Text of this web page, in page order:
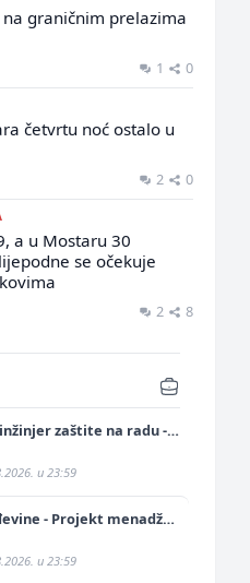
graničnim prelazima
1 0
četvrtu noć ostalo u
2 0
a u Mostaru 30
se očekuje
2 8
zaštite na radu -
sigurnosti i pomoći
u 23:59
- Projekt menadžer
u 23:59